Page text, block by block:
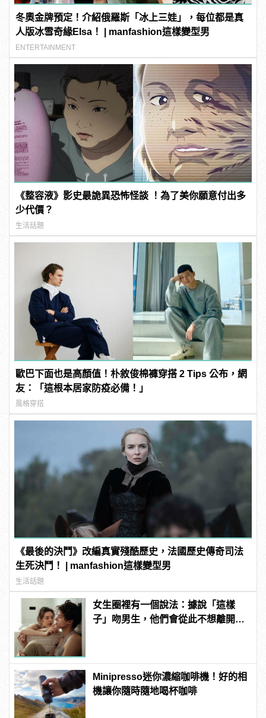
冬奧金牌預定！介紹俄羅斯「冰上三娃」，每位都是真
人版冰雪奇緣Elsa！ | manfashion這樣變型男
ENTERTAINMENT
《整容液》影史最詭異恐怖怪談 ！為了美你願意付出多
少代價？
生活話題
歐巴下面也是高顏值！朴敘俊棉褲穿搭 2 Tips 公布，網
友：「這根本居家防疫必備！」
風格穿搭
《最後的決鬥》改編真實殘酷歷史，法國歷史傳奇司法
生死決鬥！ | manfashion這樣變型男
生活話題
女生圈裡有一個說法：據說「這樣
子」吻男生，他們會從此不想離開自
Minipresso迷你濃縮咖啡機！好的相
機讓你隨時隨地喝杯咖啡